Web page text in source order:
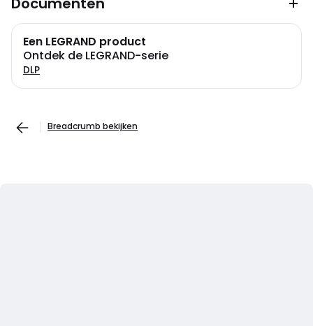
Een LEGRAND product
Ontdek de LEGRAND-serie
DLP
Breadcrumb bekijken